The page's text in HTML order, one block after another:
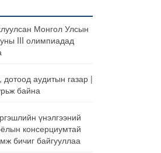
Монгол Улсын
III олимпиадад
аудитын газар |
байна
үнэлгээний
консерциумтай
бичиг байгууллаа